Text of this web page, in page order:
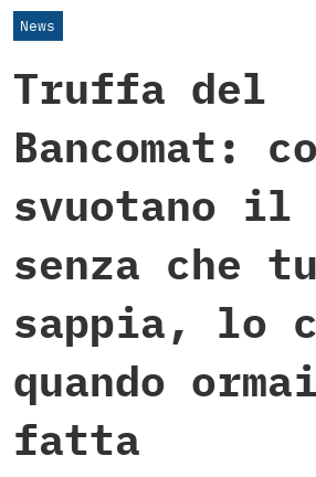
News
Truffa del
Bancomat:
svuotano il
senza che
sappia, lo
quando
fatta